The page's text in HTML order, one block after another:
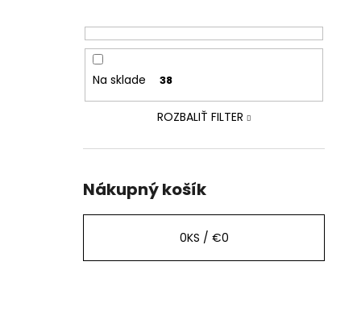
Na sklade 38
ROZBALIŤ FILTER
Nákupný košík
0KS / €0